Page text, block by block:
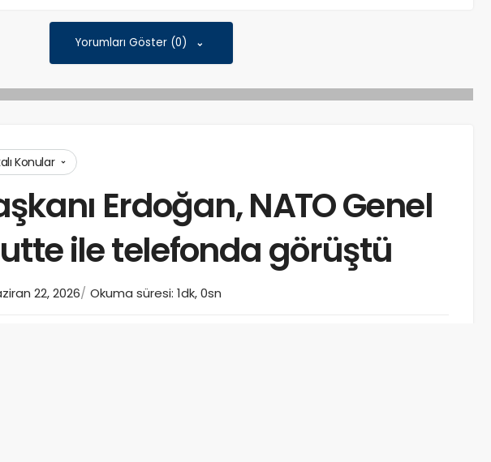
Yorumları Göster (0)
Konular
Erdoğan, NATO Genel
ile telefonda görüştü
22, 2026 Okuma süresi: 1dk, 0sn